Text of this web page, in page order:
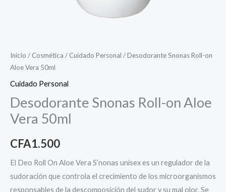
Inicio / Cosmética / Cuidado Personal / Desodorante Snonas Roll-on
Aloe Vera 50ml
Cuidado Personal
Desodorante Snonas Roll-on Aloe
Vera 50ml
CFA1.500
El Deo Roll On Aloe Vera S’nonas unisex es un regulador de la
sudoración que controla el crecimiento de los microorganismos
responsables de la descomposición del sudor y su mal olor. Se